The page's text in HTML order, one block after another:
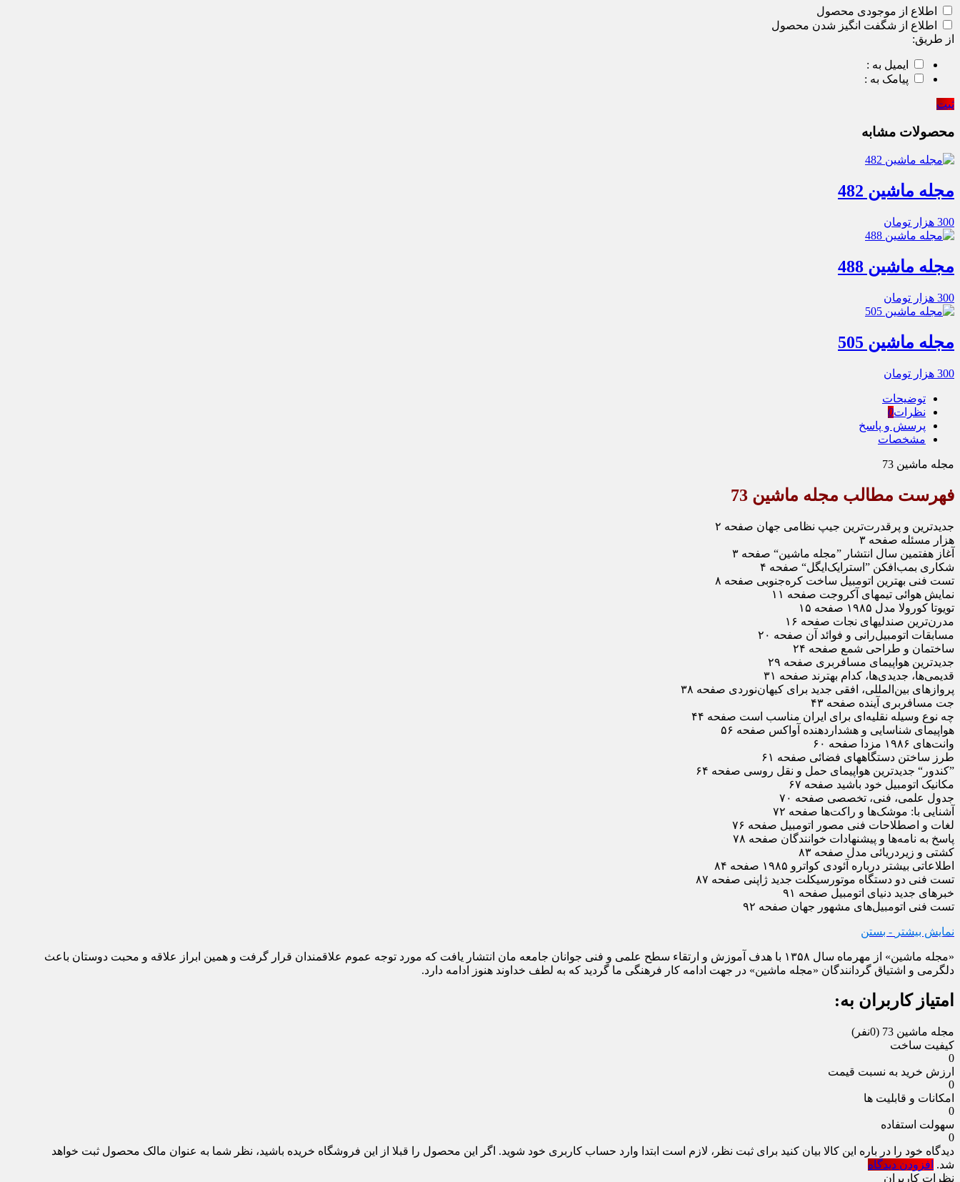
اطلاع از موجودی محصول
اطلاع از شگفت انگیز شدن محصول
از طریق:
ایمیل به :
پیامک به :
ثبت
محصولات مشابه
مجله ماشین 482
300 هزار تومان
مجله ماشین 488
300 هزار تومان
مجله ماشین 505
300 هزار تومان
توضیحات
نظرات0
پرسش و پاسخ
مشخصات
مجله ماشین 73
فهرست مطالب مجله ماشین 73
جدیدترین و پرقدرت‌ترین جیپ نظامی جهان صفحه ۲
هزار مسئله صفحه ۳
آغاز هفتمین سال انتشار ”مجله ماشین“ صفحه ۳
شکاری بمب‌افکن ”استرایک‌ایگل“ صفحه ۴
تست فنی بهترین اتومبیل ساخت کره‌جنوبی صفحه ۸
نمایش هوائی تیمهای آکروجت صفحه ۱۱
تویوتا کورولا مدل ۱۹۸۵ صفحه ۱۵
مدرن‌ترین صندلیهای نجات صفحه ۱۶
مسابقات اتومبیل‌رانی و فوائد آن صفحه ۲۰
ساختمان و طراحی شمع صفحه ۲۴
جدیدترین هواپیمای مسافربری صفحه ۲۹
قدیمی‌ها، جدیدی‌ها، کدام بهترند صفحه ۳۱
پروازهای بین‌المللی، افقی جدید برای کیهان‌نوردی صفحه ۳۸
جت مسافربری آینده صفحه ۴۳
چه‌ نوع وسیله نقلیه‌ای برای ایران مناسب است صفحه ۴۴
هواپیمای شناسایی و هشداردهنده آواکس صفحه ۵۶
وانت‌های ۱۹۸۶ مزدا صفحه ۶۰
طرز ساختن دستگاههای فضائی صفحه ۶۱
”کندور“ جدیدترین هواپیمای حمل و نقل روسی صفحه ۶۴
مکانیک اتومبیل خود باشید صفحه ۶۷
جدول علمی، فنی، تخصصی صفحه ۷۰
آشنایی با: موشک‌ها و راکت‌ها صفحه ۷۲
لغات و اصطلاحات فنی مصور اتومبیل صفحه ۷۶
پاسخ به نامه‌ها و پیشنهادات خوانندگان صفحه ۷۸
کشتی و زیردریائی مدل صفحه ۸۳
اطلاعاتی بیشتر درباره آئودی کواترو ۱۹۸۵ صفحه ۸۴
تست فنی دو دستگاه موتورسیکلت جدید ژاپنی صفحه ۸۷
خبرهای جدید دنیای اتومبیل صفحه ۹۱
تست فنی اتومبیل‌های مشهور جهان صفحه ۹۲
نمایش بیشتر - بستن
«مجله ماشین» از مهرماه سال ۱۳۵۸ با هدف آموزش و ارتقاء سطح علمی و فنی جوانان جامعه مان انتشار یافت که مورد توجه عموم علاقمندان قرار گرفت و همین ابراز علاقه و محبت دوستان باعث
دلگرمی و اشتیاق گردانندگان «مجله ماشین» در جهت ادامه کار فرهنگی ما گردید که به لطف خداوند هنوز ادامه دارد.
امتیاز کاربران به:
مجله ماشین 73
(0نفر)
کیفیت ساخت
0
ارزش خرید به نسبت قیمت
0
امکانات و قابلیت ها
0
سهولت استفاده
0
دیدگاه خود را در باره این کالا بیان کنید برای ثبت نظر، لازم است ابتدا وارد حساب کاربری خود شوید. اگر این محصول را قبلا از این فروشگاه خریده باشید، نظر شما به عنوان مالک محصول ثبت خواهد
شد. افزودن دیدگاه
نظرات کاربران